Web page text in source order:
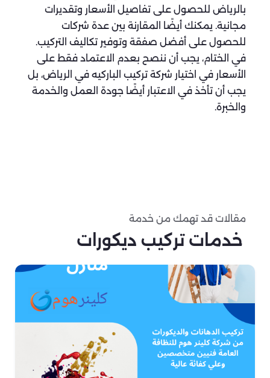
بالرياض للحصول على تفاصيل الأسعار وتقديرات
مجانية. يمكنك أيضًا المقارنة بين عدة شركات
للحصول على أفضل صفقة وتوفير تكاليف التركيب.
في الختام، يجب أن ننصح بعدم الاعتماد فقط على
الأسعار في اختيار شركة تركيب الباركيه في الرياض، بل
يجب أن تأخذ في الاعتبار أيضًا جودة العمل والخدمة
والخبرة.
مقالات قد تهمك من خدمة
خدمات تركيب ديكورات